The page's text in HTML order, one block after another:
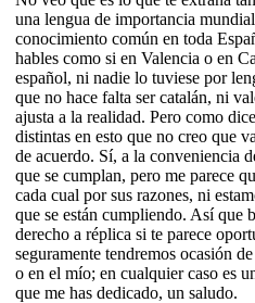
una lengua de importancia
conocimiento común en toda
hables como si en Valencia o en
español, ni nadie lo tuviese por
que no hace falta ser catalán, ni
ajusta a la realidad. Pero como
distintas en esto que no creo que
de acuerdo. Sí, a la conveniencia
que se cumplan, pero me parece
cada cual por sus razones, ni
que se están cumpliendo. Así que
derecho a réplica si te parece
seguramente tendremos ocasión
o en el mío; en cualquier caso es
que me has dedicado, un saludo.